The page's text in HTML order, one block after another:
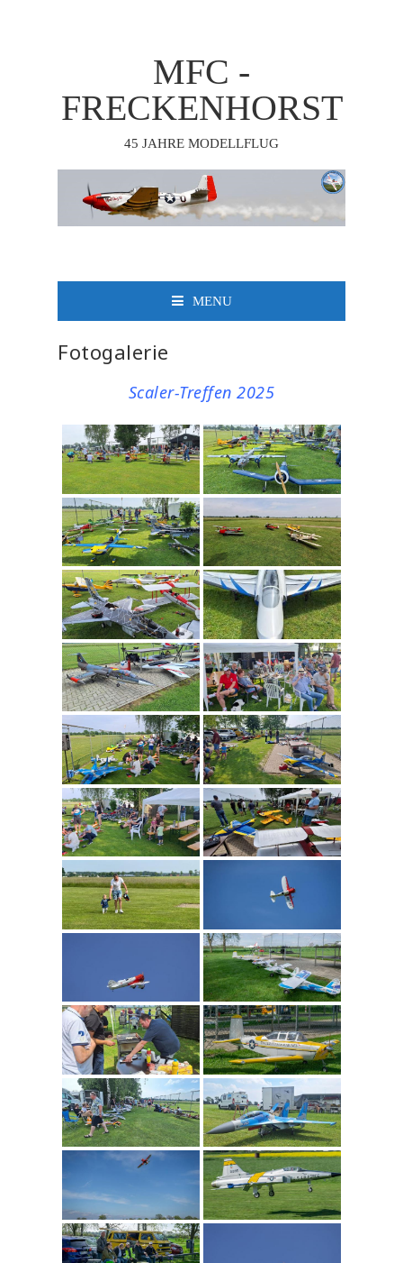
MFC -
FRECKENHORST
45 JAHRE MODELLFLUG
MENU
Fotogalerie
Scaler-Treffen 2025